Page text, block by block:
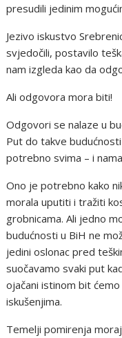
presudili jedinim
Jezivo iskustvo
svjedočili, postavilo
nam izgleda kao da
Ali odgovora mora biti!
Odgovori se nalaze u
Put do takve
potrebno svima – i
Ono je potrebno kako
morala uputiti i tražiti
grobnicama. Ali jedno
budućnosti u BiH ne
jedini oslonac pred
suočavamo svaki put
ojačani istinom bit
iskušenjima.
Temelji pomirenja